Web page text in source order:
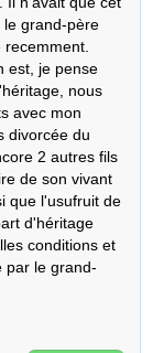
grand-père
est, je pense
nous
avec mon
divorcée du
2 autres fils
de son vivant
que l'usufruit de
d'héritage
conditions et
par le grand-